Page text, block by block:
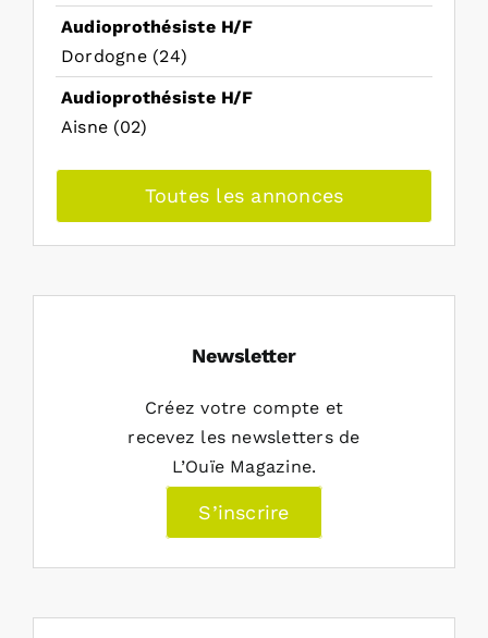
Audioprothésiste H/F
Dordogne (24)
Audioprothésiste H/F
Aisne (02)
Toutes les annonces
Newsletter
Créez votre compte et
recevez les newsletters de
L’Ouïe Magazine.
S’inscrire